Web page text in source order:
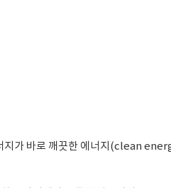
가 바로 깨끗한 에너지(clean